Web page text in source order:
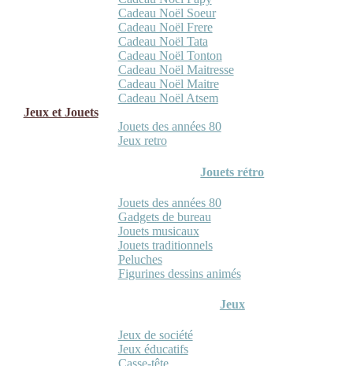
Cadeau Noël Soeur
Cadeau Noël Frere
Cadeau Noël Tata
Cadeau Noël Tonton
Cadeau Noël Maitresse
Cadeau Noël Maitre
Cadeau Noël Atsem
Jeux et Jouets
Jouets des années 80
Jeux retro
Jouets rétro
Jouets des années 80
Gadgets de bureau
Jouets musicaux
Jouets traditionnels
Peluches
Figurines dessins animés
Jeux
Jeux de société
Jeux éducatifs